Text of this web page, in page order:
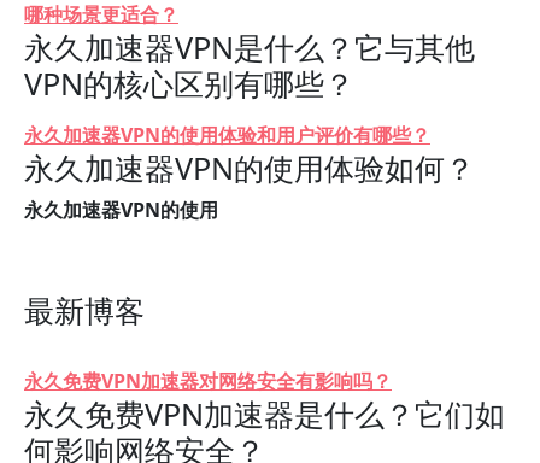
哪种场景更适合？
永久加速器VPN是什么？它与其他
VPN的核心区别有哪些？
永久加速器VPN的使用体验和用户评价有哪些？
永久加速器VPN的使用体验如何？
永久加速器VPN的使用
最新博客
永久免费VPN加速器对网络安全有影响吗？
永久免费VPN加速器是什么？它们如
何影响网络安全？